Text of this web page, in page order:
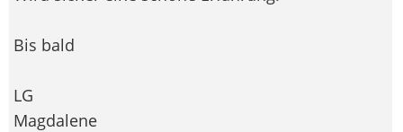
Bis bald
LG
Magdalene